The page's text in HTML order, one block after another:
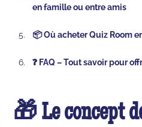
en famille ou entre amis
📦 Où acheter Quiz Room
❓ FAQ – Tout savoir pour
🎁 Le concept